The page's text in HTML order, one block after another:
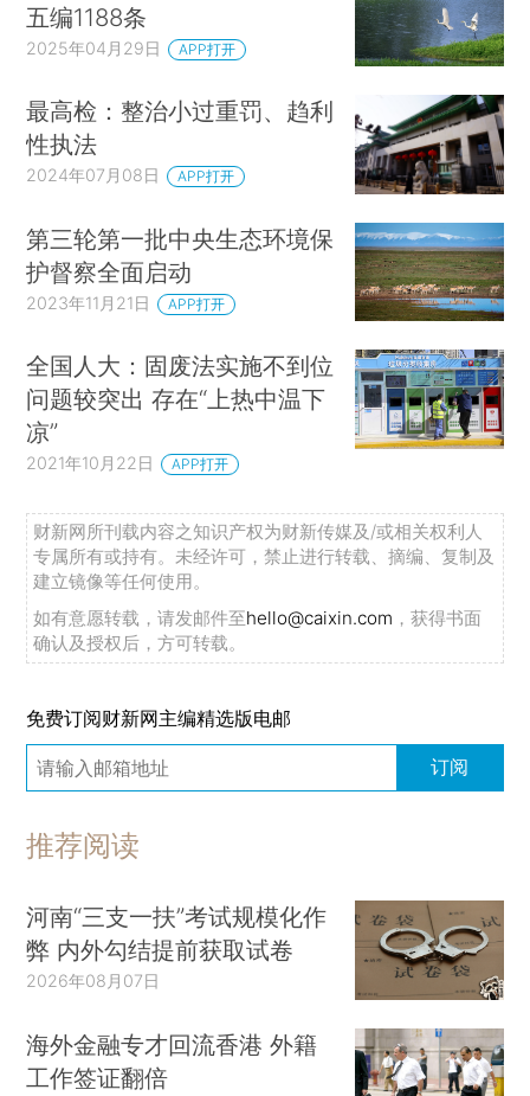
五编1188条
2025年04月29日 APP打开
最高检：整治小过重罚、趋利
性执法
2024年07月08日 APP打开
第三轮第一批中央生态环境保
护督察全面启动
2023年11月21日 APP打开
全国人大：固废法实施不到位
问题较突出 存在“上热中温下
凉”
2021年10月22日 APP打开
财新网所刊载内容之知识产权为财新传媒及/或相关权利人
专属所有或持有。未经许可，禁止进行转载、摘编、复制及
建立镜像等任何使用。
如有意愿转载，请发邮件至hello@caixin.com ，获得书面
确认及授权后，方可转载。
免费订阅财新网主编精选版电邮
订阅
推荐阅读
河南“三支一扶”考试规模化作
弊 内外勾结提前获取试卷
2026年08月07日
海外金融专才回流香港 外籍
工作签证翻倍